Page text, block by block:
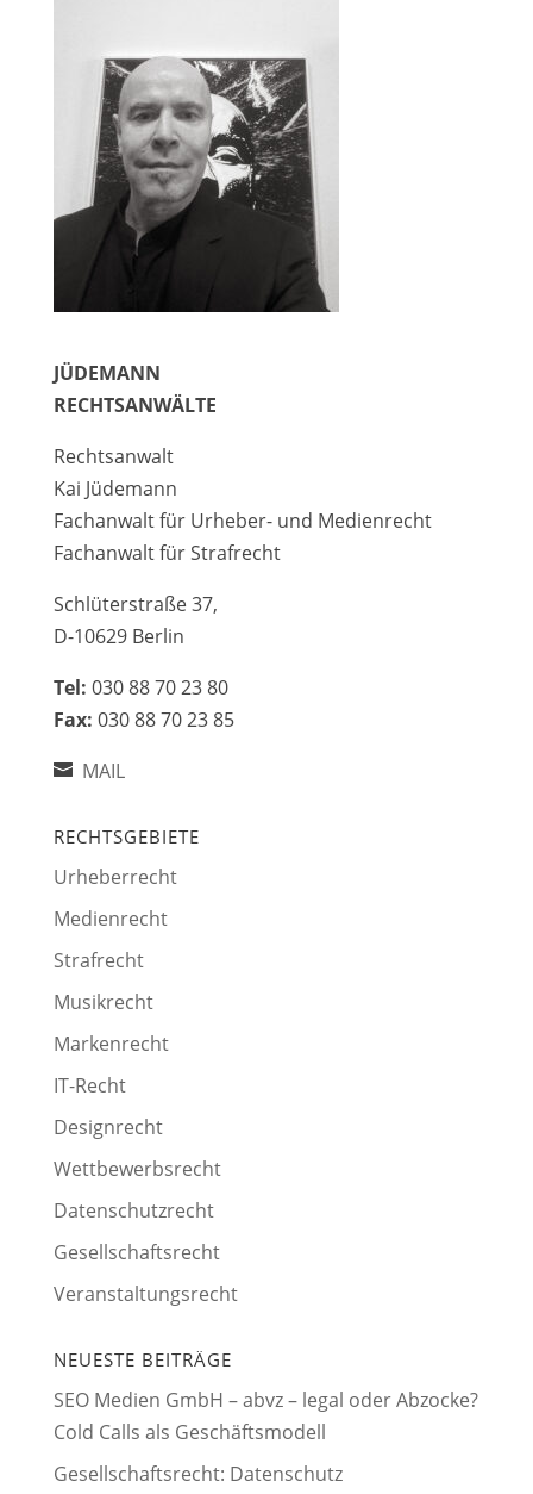
JÜDEMANN
RECHTSANWÄLTE
Rechtsanwalt
Kai Jüdemann
Fachanwalt für Urheber- und Medienrecht
Fachanwalt für Strafrecht
Schlüterstraße 37,
D-10629 Berlin
Tel: 030 88 70 23 80
Fax: 030 88 70 23 85
MAIL
RECHTSGEBIETE
Urheberrecht
Medienrecht
Strafrecht
Musikrecht
Markenrecht
IT-Recht
Designrecht
Wettbewerbsrecht
Datenschutzrecht
Gesellschaftsrecht
Veranstaltungsrecht
NEUESTE BEITRÄGE
SEO Medien GmbH – abvz – legal oder Abzocke?
Cold Calls als Geschäftsmodell
Gesellschaftsrecht: Datenschutz